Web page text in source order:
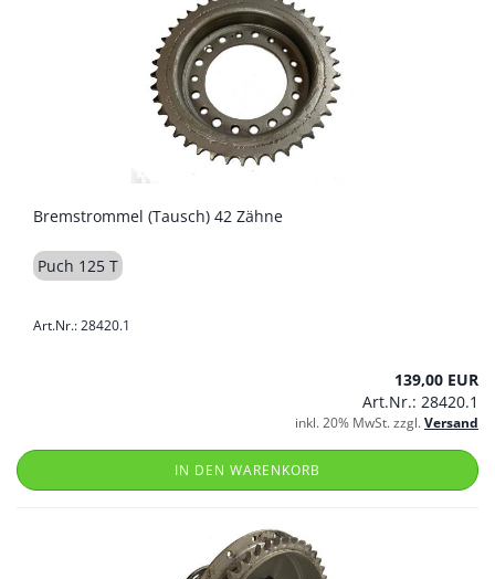
Bremstrommel (Tausch) 42 Zähne
Puch 125 T
Art.Nr.: 28420.1
139,00 EUR
Art.Nr.: 28420.1
inkl. 20% MwSt. zzgl.Versand
IN DEN WARENKORB